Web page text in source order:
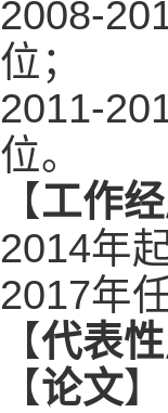
2008-
位；
2011-
位。
【工作
2014年
2017年
【代表
【论文】